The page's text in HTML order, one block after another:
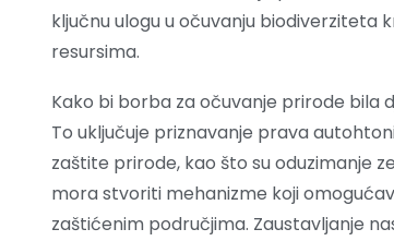
ključnu ulogu u očuvanju
resursima.
Kako bi borba za očuvanje prirode bila
To uključuje priznavanje prava
zaštite prirode, kao što su oduzimanje
mora stvoriti mehanizme koji
zaštićenim područjima. Zaustavljanje